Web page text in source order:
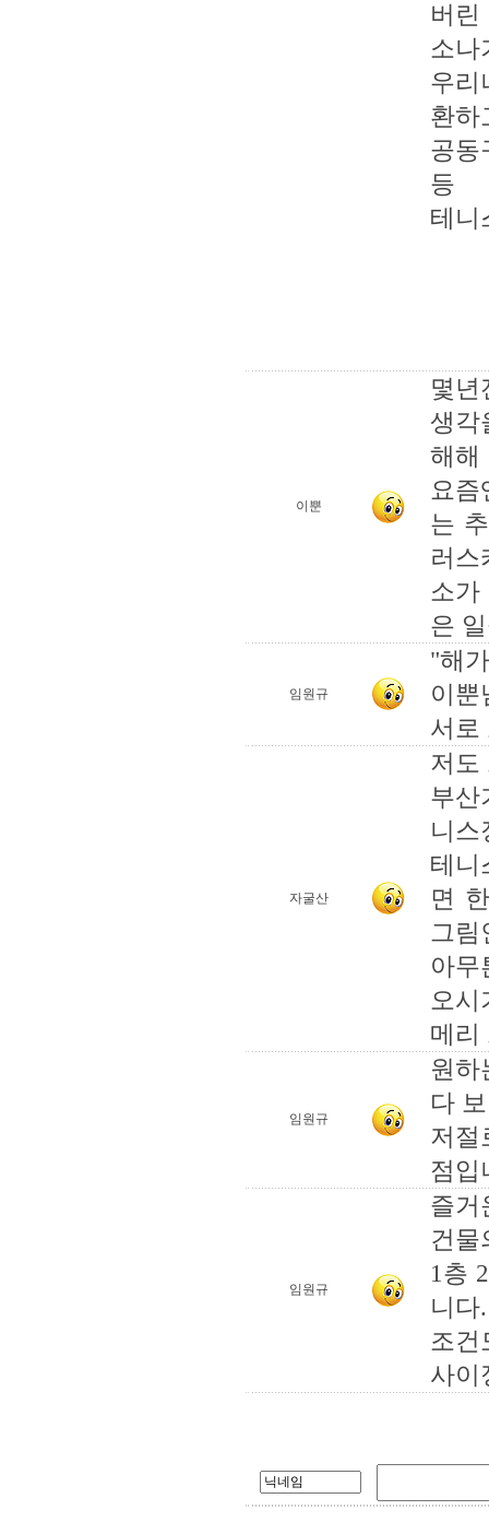
버린
소나
우리
환하
공동
등
테니
이뿐
몇년
생각
해해
요즘
는
러
소가
은
임원규
"해
이뿐
서로
자굴산
저도
부산
니
테니
면
그림
아무
오시
메리
임원규
원하
다
저절
점입
임원규
즐
건물
1층
니다.
조건
사이